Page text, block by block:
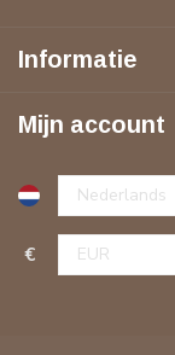
Informatie
Mijn account
€